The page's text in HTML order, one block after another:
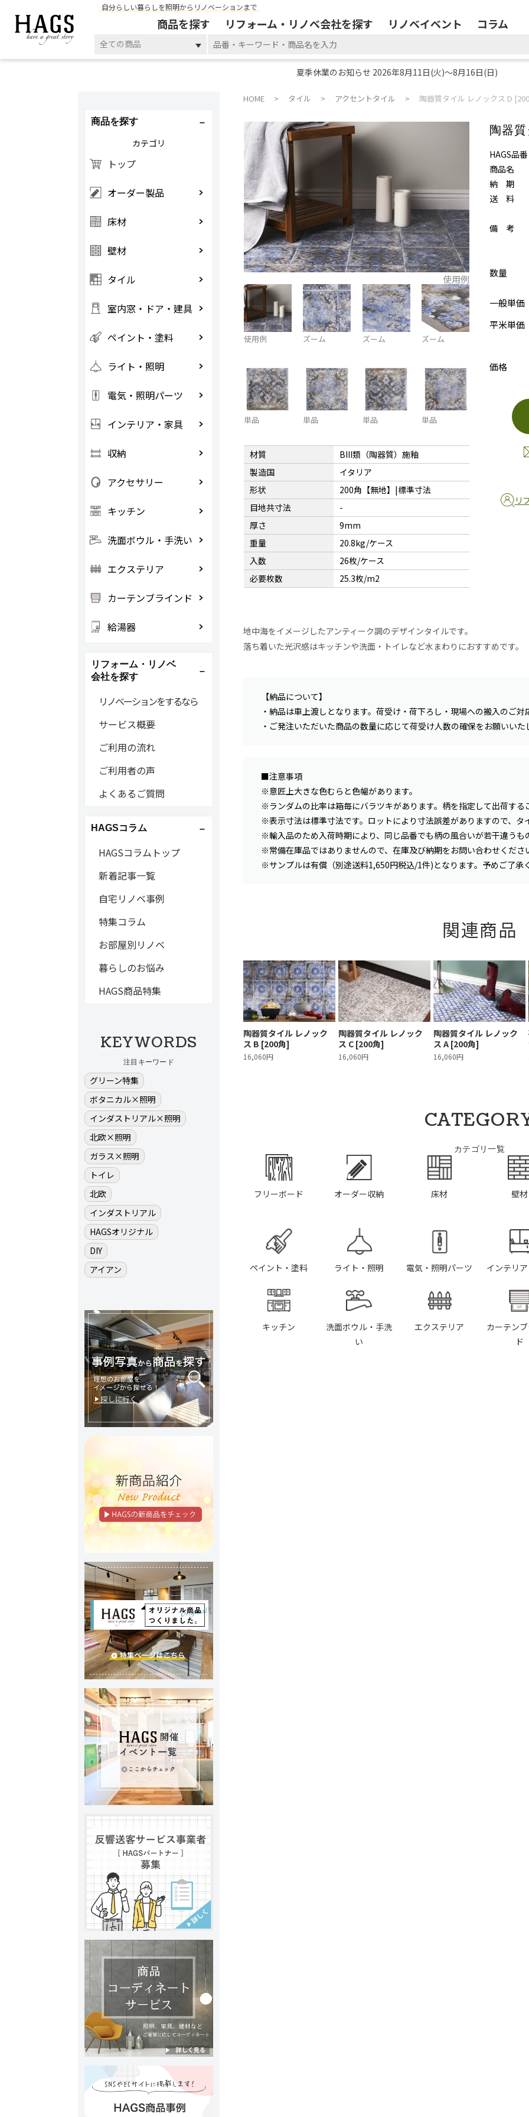
自分らしい暮らしを照明からリノベーションまで
商品を探す リフォーム・リノベ会社を探す リノベイベント コラム
全ての商品
夏季休業のお知らせ 2026年8月11日(火)～8月16日(日)
HOME タイル アクセントタイル 陶器質タイル レノックス D
使用例
使用例 ズーム ズーム ズーム
単品 単品 単品 単品
材質
BIII類（陶器質）施釉
製造国
イタリア
形状
200角【無地】|標準寸法
目地共寸法
-
厚さ
9mm
重量
20.8kg/ケース
入数
26枚/ケース
必要枚数
25.3枚/m2
陶器
HAGS品番
商品名
納 期
送 料
備 考
数量
一般単価
平米単価
価格
リ
地中海をイメージしたアンティーク調のデザインタイルです。
落ち着いた光沢感はキッチンや洗面・トイレなど水まわりにおすすめです。
【納品について】
・納品は車上渡しとなります。荷受け・荷下ろし・現場への搬入のご対
・ご発注いただいた商品の数量に応じて荷受け人数の確保をお願いいた
■注意事項
※意匠上大きな色むらと色幅があります。
※ランダムの比率は箱毎にバラツキがあります。柄を指定して出荷する
※表示寸法は標準寸法です。ロットにより寸法誤差がありますので、タ
※輸入品のため入荷時期により、同じ品番でも柄の風合いが若干違うも
※常備在庫品ではありませんので、在庫及び納期をお問い合わせくださ
※サンプルは有償（別途送料1,650円税込/1件)となります。予めご了承
関連商品
陶器質タイル レノック
ス B [200角]
16,060円
陶器質タイル レノック
ス C [200角]
16,060円
陶器質タイル レノック
ス A [200角]
16,060円
カテゴリ一覧
フリーボード オーダー収納 床材 壁材
ペイント・塗料 ライト・照明 電気・照明パーツ インテリ
キッチン
洗面ボウル・手洗
い
エクステリア
カーテン
ド
商品を探す
カテゴリ
トップ
オーダー製品
床材
壁材
タイル
室内窓・ドア・建具
ペイント・塗料
ライト・照明
電気・照明パーツ
インテリア・家具
収納
アクセサリー
キッチン
洗面ボウル・手洗い
エクステリア
カーテンブラインド
給湯器
リフォーム・リノベ
会社を探す
リノベーションをするなら
サービス概要
ご利用の流れ
ご利用者の声
よくあるご質問
HAGSコラム
HAGSコラムトップ
新着記事一覧
自宅リノベ事例
特集コラム
お部屋別リノベ
暮らしのお悩み
HAGS商品特集
KEYWORDS
注目キーワード
グリーン特集
ボタニカル×照明
インダストリアル×照明
北欧×照明
ガラス×照明
トイレ
北欧
インダストリアル
HAGSオリジナル
DIY
アイアン